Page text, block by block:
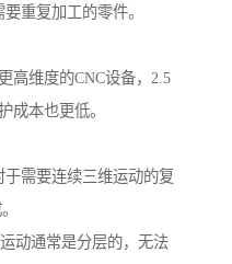
重复加工的零件。
维度的CNC设备，2.5
成本也更低。
需要连续三维运动的复
动通常是分层的，无法